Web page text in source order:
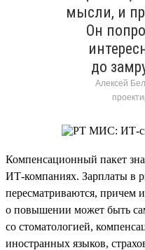
мысли, и
Он
до
Алексей
Компенсационный пакет
ИТ-компаниях. Зарплаты в
пересматриваются, причем
о повышении может быть
со стоматологией,
иностранных языков,